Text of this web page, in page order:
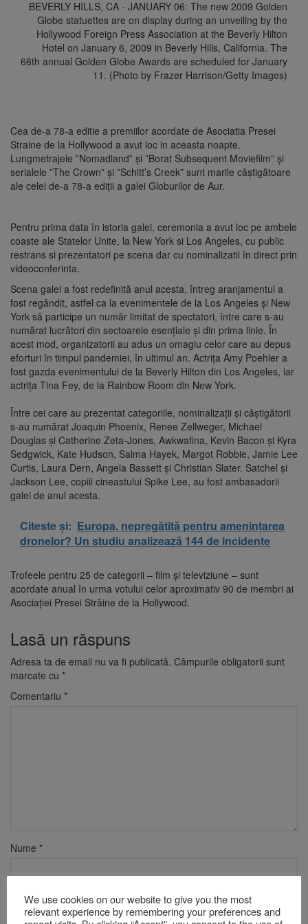
BEVERLY HILLS, CA - JANUARY 06: The new 2009 Golden
Globe statuettes are on display during an unveiling by the
Hollywood Foreign Press Association at the Beverly Hilton
Hotel on January 6, 2009 in Beverly Hills, California. The
66th annual Golden Globe Awards are scheduled for January
11. (Photo by Frazer Harrison/Getty Images)
Cea de-a 78-a editie a premiilor acordate de Asociatia Presei
Straine de la Hollywood a avut loc in aceasta noapte.
Lungmetrajele ”Nomadland” şi ”Borat Subsequent Moviefilm” şi
serialele ”The Crown” şi ”Schitt’s Creek” sunt marile câştigătoare
ale celei de-a 78-a ediţii a galei Globurilor de Aur.
Pentru prima data în istoria galei, ceremonia a avut loc pe ambele
coaste ale Statelor Unite, la New York si Los Angeles, cu public
restrans si prezentatori pe scena dar cu nominalizatii în direct prin
videoconferinta.
Scena galei a fost redefinită anul acesta, întreg aranjamentul a
fost regândit, astfel ca la evenimentele de la Los Angeles şi New
York să participe un număr limitat de spectatori, între care s-au
numărat lucrători din sectoarele esenţiale şi din prima linie. În
acest mod, organizatorii au adus un omagiu celor care au depus
eforturi în timpul pandemiei, în ultimul an. Actriţa Amy Poehler a
fost gazda evenimentului de la Beverly Hilton din Los Angeles, iar
actriţa Tina Fey, de la Rainbow Room din New York.
Între cei care au prezentat categoriile, nominalizaţii şi câştigătorii
s-au numărat Joaquin Phoenix, Renee Zellweger, Michael
Douglas şi Catherine Zeta-Jones, Awkwafina, Kevin Bacon şi Kyra
Sedgwick, Kate Hudson, Salma Hayek, Margot Robbie, Jamie Lee
Curtis, Laura Dern, Angela Bassett şi Christian Slater. Satchel şi
Jackson Lee, copiii cineastului Spike Lee, au fost ambasadorii
galei de anul acesta.
Citeste și: Europa, nepregătită pentru amenințarea
dronelor? Un studiu analizează 144 de incidente
Trofeele pentru 25 de categorii – film şi televiziune – sunt
acordate anual în urma votului celor aproximativ 90 de membri ai
Asociaţiei Presei Străine de la Hollywood.
Lasă un răspuns
Adresa ta de email nu va fi publicată. Câmpurile obligatorii sunt
marcate cu *
Comentariu *
Nume *
Email*
We use cookies on our website to give you the most
relevant experience by remembering your preferences and